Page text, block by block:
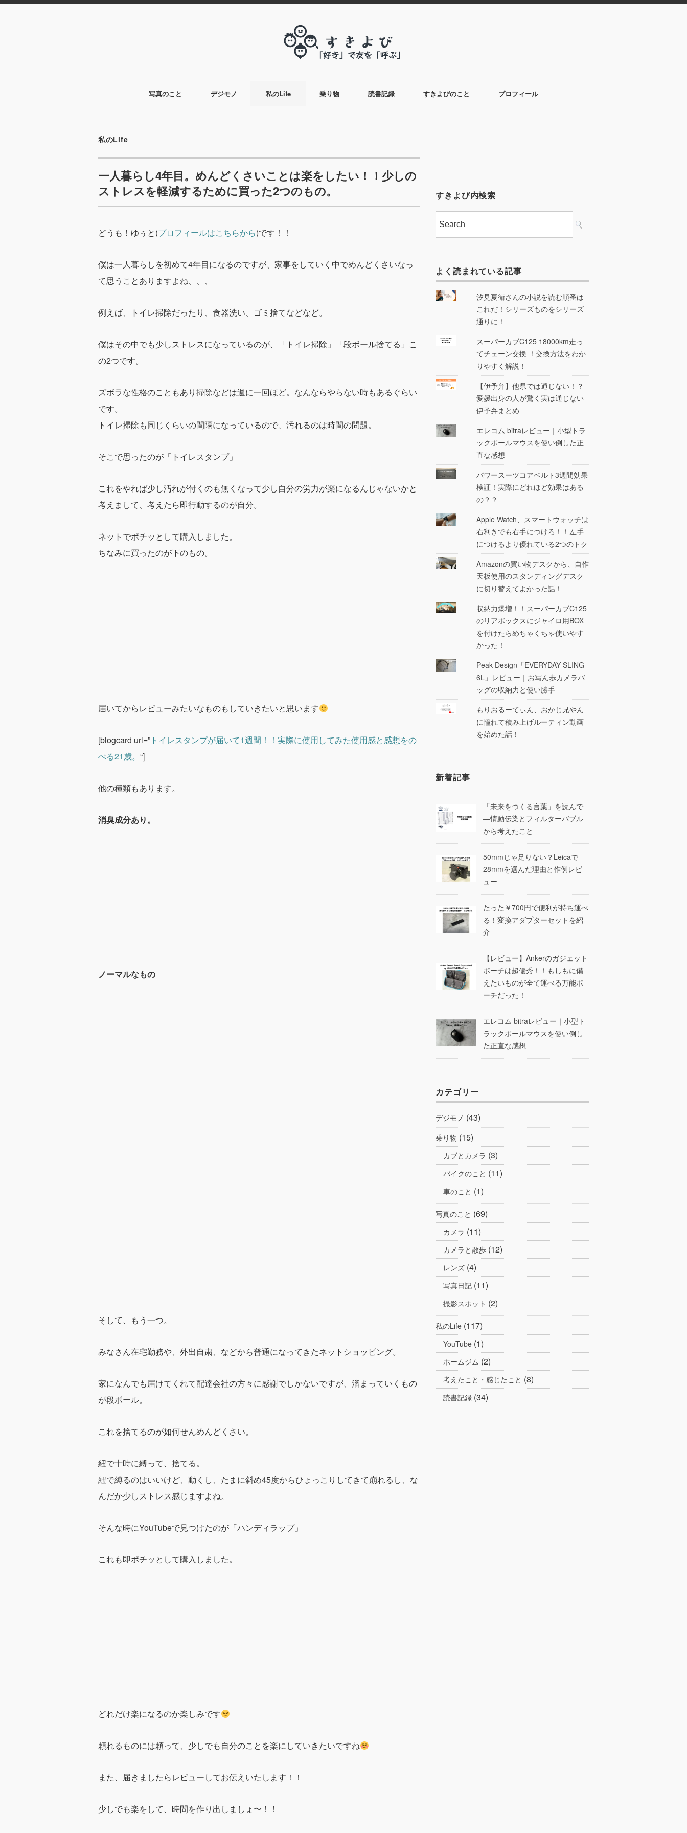
写真のこと デジモノ 私のLife 乗り物 読書記録 すきよびのこと プロフィール
私のLife
一人暮らし4年目。めんどくさいことは楽をしたい！！少しの
ストレスを軽減するために買った2つのもの。
どうも！ゆぅと(プロフィールはこちらから)です！！
僕は一人暮らしを初めて4年目になるのですが、家事をしていく中でめんどくさいなっ
て思うことありますよね、、、
例えば、トイレ掃除だったり、食器洗い、ゴミ捨てなどなど。
僕はその中でも少しストレスになっているのが、 「トイレ掃除」「段ボール捨てる」 こ
の2つです。
ズボラな性格のこともあり掃除などは週に一回ほど。なんならやらない時もあるぐらい
です。
トイレ掃除も同じくらいの間隔になっているので、汚れるのは時間の問題。
そこで思ったのが 「トイレスタンプ」
これをやれば少し汚れが付くのも無くなって少し自分の労力が楽になるんじゃないかと
考えまして、考えたら即行動するのが自分。
ネットでポチッとして購入しました。
ちなみに買ったのが下のもの。
届いてからレビューみたいなものもしていきたいと思います
[blogcard url=” トイレスタンプが届いて1週間！！実際に使用してみた使用感と感想をの
べる21歳。 “]
他の種類もあります。
消臭成分あり。
ノーマルなもの
そして、もう一つ。
みなさん在宅勤務や、外出自粛、などから普通になってきたネットショッピング。
家になんでも届けてくれて配達会社の方々に感謝でしかないですが、溜まっていくもの
が段ボール。
これを捨てるのが如何せんめんどくさい。
紐で十時に縛って、捨てる。
紐で縛るのはいいけど、動くし、たまに斜め45度からひょっこりしてきて崩れるし、な
んだか少しストレス感じますよね。
そんな時にYouTubeで見つけたのが 「ハンディラップ」
これも即ポチッとして購入しました。
どれだけ楽になるのか楽しみです
頼れるものには頼って、少しでも自分のことを楽にしていきたいですね
また、届きましたらレビューしてお伝えいたします！！
少しでも楽をして、時間を作り出しましょ〜！！
すきよび内検索
よく読まれている記事
汐見夏衛さんの小説を読む順番は
これだ！シリーズものをシリーズ
通りに！
スーパーカブC125 18000km走っ
てチェーン交換 ！交換方法をわか
りやすく解説！
【伊予弁】他県では通じない！？
愛媛出身の人が驚く実は通じない
伊予弁まとめ
エレコム bitraレビュー｜小型トラ
ックボールマウスを使い倒した正
直な感想
パワースーツコアベルト3週間効果
検証！実際にどれほど効果はある
の？？
Apple Watch、スマートウォッチは
右利きでも右手につけろ！！左手
につけるより優れている2つのトク
Amazonの買い物デスクから、自作
天板使用のスタンディングデスク
に切り替えてよかった話！
収納力爆増！！スーパーカブC125
のリアボックスにジャイロ用BOX
を付けたらめちゃくちゃ使いやす
かった！
Peak Design「EVERYDAY SLING
6L」レビュー｜お写ん歩カメラバ
ッグの収納力と使い勝手
もりおるーてぃん、おかじ兄やん
に憧れて積み上げルーティン動画
を始めた話！
新着記事
「未来をつくる言葉」を読んで
―情動伝染とフィルターバブル
から考えたこと
50mmじゃ足りない？Leicaで
28mmを選んだ理由と作例レビ
ュー
たった￥700円で便利が持ち運べ
る！変換アダプターセットを紹
介
【レビュー】Ankerのガジェット
ポーチは超優秀！！もしもに備
えたいものが全て運べる万能ポ
ーチだった！
エレコム bitraレビュー｜小型ト
ラックボールマウスを使い倒し
た正直な感想
カテゴリー
デジモノ (43)
乗り物 (15)
カブとカメラ (3)
バイクのこと (11)
車のこと (1)
写真のこと (69)
カメラ (11)
カメラと散歩 (12)
レンズ (4)
写真日記 (11)
撮影スポット (2)
私のLife (117)
YouTube (1)
ホームジム (2)
考えたこと・感じたこと (8)
読書記録 (34)